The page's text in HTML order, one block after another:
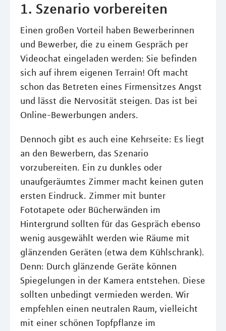
1. Szenario vorbereiten
Einen großen Vorteil haben Bewerberinnen
und Bewerber, die zu einem Gespräch per
Videochat eingeladen werden: Sie befinden
sich auf ihrem eigenen Terrain! Oft macht
schon das Betreten eines Firmensitzes Angst
und lässt die Nervosität steigen. Das ist bei
Online-Bewerbungen anders.
Dennoch gibt es auch eine Kehrseite: Es liegt
an den Bewerbern, das Szenario
vorzubereiten. Ein zu dunkles oder
unaufgeräumtes Zimmer macht keinen guten
ersten Eindruck. Zimmer mit bunter
Fototapete oder Bücherwänden im
Hintergrund sollten für das Gespräch ebenso
wenig ausgewählt werden wie Räume mit
glänzenden Geräten (etwa dem Kühlschrank).
Denn: Durch glänzende Geräte können
Spiegelungen in der Kamera entstehen. Diese
sollten unbedingt vermieden werden. Wir
empfehlen einen neutralen Raum, vielleicht
mit einer schönen Topfpflanze im